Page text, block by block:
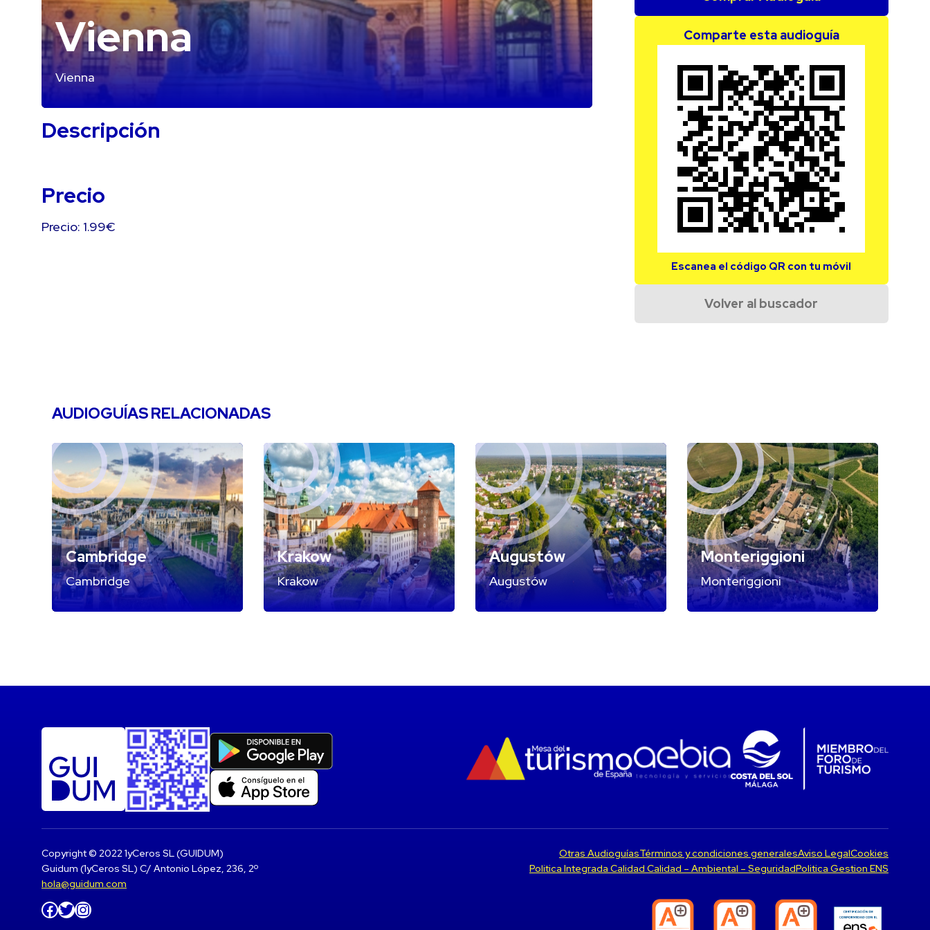
Vienna
Vienna
Descripción
Precio
Precio: 1.99€
Comparte esta audioguía
Escanea el código QR con tu móvil
Volver al buscador
AUDIOGUÍAS RELACIONADAS
Cambridge
Cambridge
Krakow
Krakow
Augustów
Augustów
Monteriggioni
Monteriggioni
Copyright © 2022 1yCeros SL (GUIDUM)
Guidum (1yCeros SL) C/ Antonio López, 236, 2º
hola@guidum.com
Facebook Twitter Instagram
Otras AudioguíasTérminos y condiciones generalesAviso LegalCookies
Politica Integrada Calidad Calidad – Ambiental – SeguridadPolitica Gestion ENS